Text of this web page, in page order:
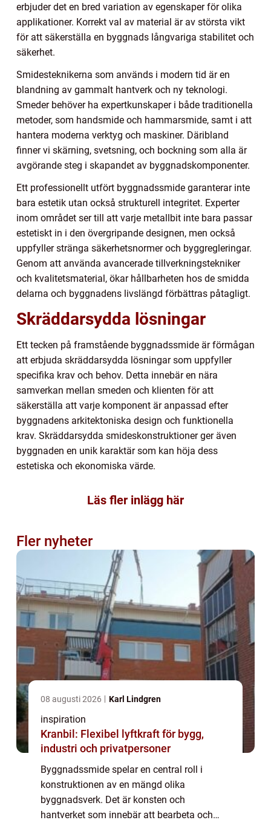
erbjuder det en bred variation av egenskaper för olika
applikationer. Korrekt val av material är av största vikt
för att säkerställa en byggnads långvariga stabilitet och
säkerhet.
Smidesteknikerna som används i modern tid är en
blandning av gammalt hantverk och ny teknologi.
Smeder behöver ha expertkunskaper i både traditionella
metoder, som handsmide och hammarsmide, samt i att
hantera moderna verktyg och maskiner. Däribland
finner vi skärning, svetsning, och bockning som alla är
avgörande steg i skapandet av byggnadskomponenter.
Ett professionellt utfört byggnadssmide garanterar inte
bara estetik utan också strukturell integritet. Experter
inom området ser till att varje metallbit inte bara passar
estetiskt in i den övergripande designen, men också
uppfyller stränga säkerhetsnormer och byggregleringar.
Genom att använda avancerade tillverkningstekniker
och kvalitetsmaterial, ökar hållbarheten hos de smidda
delarna och byggnadens livslängd förbättras påtagligt.
Skräddarsydda lösningar
Ett tecken på framstående byggnadssmide är förmågan
att erbjuda skräddarsydda lösningar som uppfyller
specifika krav och behov. Detta innebär en nära
samverkan mellan smeden och klienten för att
säkerställa att varje komponent är anpassad efter
byggnadens arkitektoniska design och funktionella
krav. Skräddarsydda smideskonstruktioner ger även
byggnaden en unik karaktär som kan höja dess
estetiska och ekonomiska värde.
Läs fler inlägg här
Fler nyheter
08 augusti 2026 Karl Lindgren
inspiration
Kranbil: Flexibel lyftkraft för bygg,
industri och privatpersoner
Byggnadssmide spelar en central roll i
konstruktionen av en mängd olika
byggnadsverk. Det är konsten och
hantverket som innebär att bearbeta och